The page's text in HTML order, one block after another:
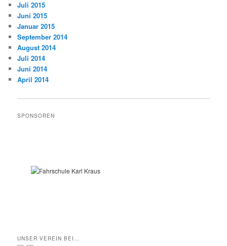
Juli 2015
Juni 2015
Januar 2015
September 2014
August 2014
Juli 2014
Juni 2014
April 2014
SPONSOREN
UNSER VEREIN BEI…